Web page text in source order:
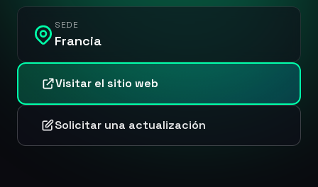
SEDE
Francia
Visitar el sitio web
Solicitar una actualización